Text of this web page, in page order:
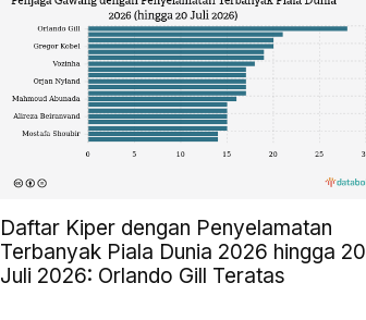
Daftar Kiper dengan Penyelamatan
Terbanyak Piala Dunia 2026 hingga 20
Juli 2026: Orlando Gill Teratas